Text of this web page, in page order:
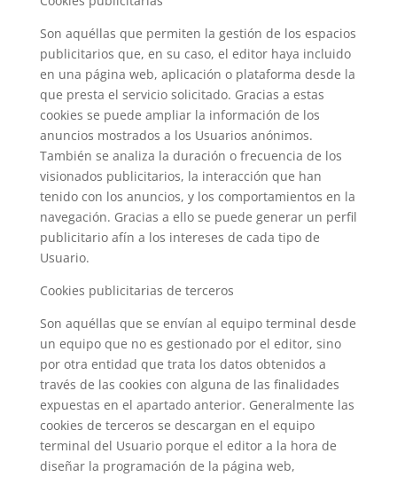
Son aquéllas que permiten la gestión de los espacios
publicitarios que, en su caso, el editor haya incluido
en una página web, aplicación o plataforma desde la
que presta el servicio solicitado. Gracias a estas
cookies se puede ampliar la información de los
anuncios mostrados a los Usuarios anónimos.
También se analiza la duración o frecuencia de los
visionados publicitarios, la interacción que han
tenido con los anuncios, y los comportamientos en la
navegación. Gracias a ello se puede generar un perfil
publicitario afín a los intereses de cada tipo de
Usuario.
Cookies publicitarias de terceros
Son aquéllas que se envían al equipo terminal desde
un equipo que no es gestionado por el editor, sino
por otra entidad que trata los datos obtenidos a
través de las cookies con alguna de las finalidades
expuestas en el apartado anterior. Generalmente las
cookies de terceros se descargan en el equipo
terminal del Usuario porque el editor a la hora de
diseñar la programación de la página web,